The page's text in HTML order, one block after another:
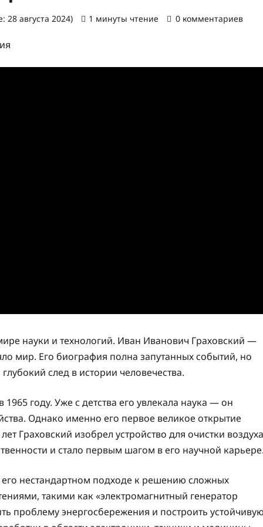
августа 2024) 1 минуты чтение 0 комментариев
науки и технологий. Иван Иванович Граховский —
мир. Его биография полна запутанных событий, но
след в истории человечества.
году. Уже с детства его увлекала наука — он
Однако именно его первое великое открытие
Граховский изобрел устройство для очистки
и стало первым шагом в его научной
нестандартном подходе к решению сложных
такими как «электромагнитный генератор
проблему энергосбережения и построить